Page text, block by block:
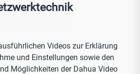
Videos zur Erklärung
und Einstellungen sowie den
Möglichkeiten der Dahua Video